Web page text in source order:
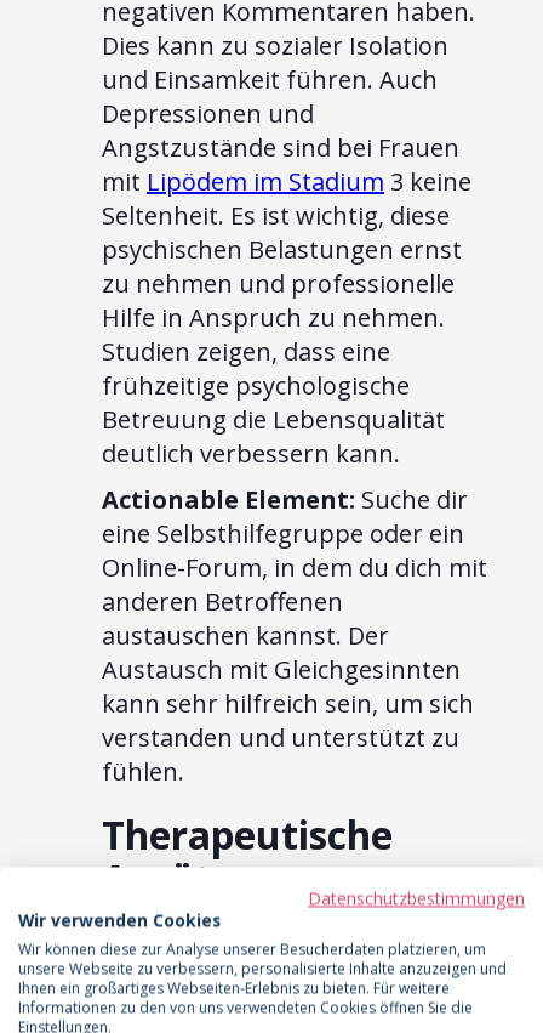
negativen Kommentaren haben.
Dies kann zu sozialer Isolation
und Einsamkeit führen. Auch
Depressionen und
Angstzustände sind bei Frauen
mit Lipödem im Stadium 3 keine
Seltenheit. Es ist wichtig, diese
psychischen Belastungen ernst
zu nehmen und professionelle
Hilfe in Anspruch zu nehmen.
Studien zeigen, dass eine
frühzeitige psychologische
Betreuung die Lebensqualität
deutlich verbessern kann.
Actionable Element: Suche dir
eine Selbsthilfegruppe oder ein
Online-Forum, in dem du dich mit
anderen Betroffenen
austauschen kannst. Der
Austausch mit Gleichgesinnten
kann sehr hilfreich sein, um sich
verstanden und unterstützt zu
fühlen.
Therapeutische
Ansätze zur
psychischen
Unterstützung
Es gibt verschiedene
Datenschutzbestimmungen
Wir verwenden Cookies
Wir können diese zur Analyse unserer Besucherdaten platzieren, um
unsere Webseite zu verbessern, personalisierte Inhalte anzuzeigen und
Ihnen ein großartiges Webseiten-Erlebnis zu bieten. Für weitere
Informationen zu den von uns verwendeten Cookies öffnen Sie die
Einstellungen.